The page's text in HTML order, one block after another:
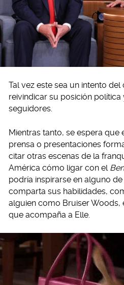
Tal vez este sea un intento
reivindicar su posición
seguidores.
Mientras tanto, se espera que
prensa o presentaciones
citar otras escenas de la
América cómo ligar con el
podría inspirarse en alguno
comparta sus habilidades,
alguien como Bruiser Woods,
que acompaña a Elle.